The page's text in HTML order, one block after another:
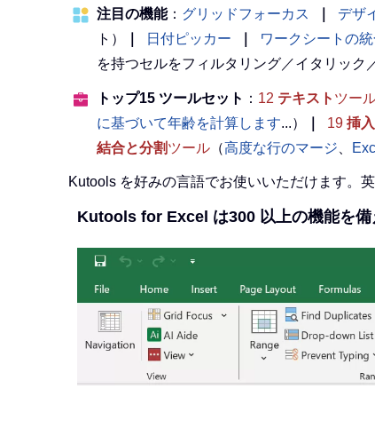
注目の機能： グリッドフォーカス デザ
ト）
日付ピッカー ワークシートの
を持つセルをフィルタリング／イタリック
トップ15 ツールセット ： 12 テキスト ツー
に基づいて年齢を計算します...） 19 挿入
結合と分割ツール （高度な行のマージ
Kutools を好みの言語でお使いいただけます。
Kutools for Excel は300 以上の機能を備